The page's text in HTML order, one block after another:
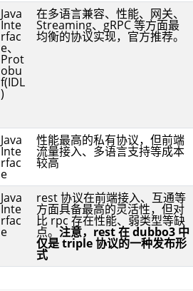
Java
Inte
rfac
e、
Prot
obu
f(IDL
)
在多语言兼容、性能、网关、
Streaming、gRPC 等方面最
均衡的协议实现，官方推荐。
Java
Inte
rfac
e
性能最高的私有协议，但前端
流量接入、多语言支持等成本
较高
Java
Inte
rfac
e
rest 协议在前端接入、互通等
方面具备最高的灵活性，但对
比 rpc 存在性能、弱类型等缺
点。注意，rest 在 dubbo3 中
仅是 triple 协议的一种发布形
式